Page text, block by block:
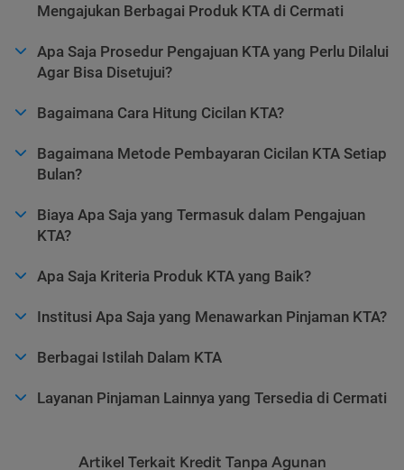
Mengajukan Berbagai Produk KTA di Cermati
Apa Saja Prosedur Pengajuan KTA yang Perlu Dilalui
Agar Bisa Disetujui?
Bagaimana Cara Hitung Cicilan KTA?
Bagaimana Metode Pembayaran Cicilan KTA Setiap
Bulan?
Biaya Apa Saja yang Termasuk dalam Pengajuan
KTA?
Apa Saja Kriteria Produk KTA yang Baik?
Institusi Apa Saja yang Menawarkan Pinjaman KTA?
Berbagai Istilah Dalam KTA
Layanan Pinjaman Lainnya yang Tersedia di Cermati
Artikel Terkait Kredit Tanpa Agunan